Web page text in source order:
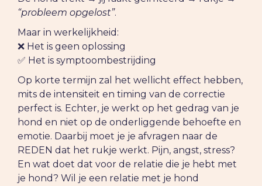
“probleem opgelost”.
Maar in werkelijkheid:
❌ Het is geen oplossing
✅ Het is symptoombestrijding
Op korte termijn zal het wellicht effect hebben,
mits de intensiteit en timing van de correctie
perfect is. Echter, je werkt op het gedrag van je
hond en niet op de onderliggende behoefte en
emotie. Daarbij moet je je afvragen naar de
REDEN dat het rukje werkt. Pijn, angst, stress?
En wat doet dat voor de relatie die je hebt met
je hond? Wil je een relatie met je hond